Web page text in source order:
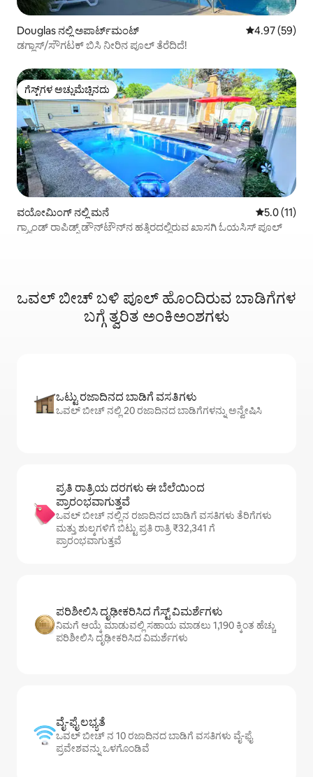
Douglas ನಲ್ಲಿ ಅಪಾರ್ಟ್‌ಮಂಟ್ 5 ರಲ್ಲಿ 4.97
4.97 (59)
ಡಗ್ಲಾಸ್/ಸೌಗಟಕ್ ಬಿಸಿ ನೀರಿನ ಪೂಲ್ ತೆರೆದಿದೆ!
ಗೆಸ್ಟ್‌ಗಳ ಅಚ್ಚುಮೆಚ್ಚಿನದು
ಗೆಸ್ಟ್‌ಗಳ ಅಚ್ಚುಮೆಚ್ಚಿನದು
ವಯೋಮಿಂಗ್ ನಲ್ಲಿ ಮನೆ 5 ರಲ್ಲಿ 5.0
5.0 (11)
ಗ್ರ್ಯಾಂಡ್ ರಾಪಿಡ್ಸ್ ಡೌನ್‌ಟೌನ್‌ನ ಹತ್ತಿರದಲ್ಲಿರುವ ಖಾಸಗಿ ಓಯಸಿಸ್ ಪೂಲ್
ಒವಲ್ ಬೀಚ್ ಬಳಿ ಪೂಲ್ ಹೊಂದಿರುವ ಬಾಡಿಗೆಗಳ
ಬಗ್ಗೆ ತ್ವರಿತ ಅಂಕಿಅಂಶಗಳು
ಒಟ್ಟು ರಜಾದಿನದ ಬಾಡಿಗೆ ವಸತಿಗಳು
ಒವಲ್ ಬೀಚ್ ನಲ್ಲಿ 20 ರಜಾದಿನದ ಬಾಡಿಗೆಗಳನ್ನು ಅನ್ವೇಷಿಸಿ
ಪ್ರತಿ ರಾತ್ರಿಯ ದರಗಳು ಈ ಬೆಲೆಯಿಂದ
ಪ್ರಾರಂಭವಾಗುತ್ತವೆ
ಒವಲ್ ಬೀಚ್ ನಲ್ಲಿನ ರಜಾದಿನದ ಬಾಡಿಗೆ ವಸತಿಗಳು ತೆರಿಗೆಗಳು
ಮತ್ತು ಶುಲ್ಕಗಳಿಗೆ ಬಿಟ್ಟು ಪ್ರತಿ ರಾತ್ರಿ ₹32,341 ಗೆ
ಪ್ರಾರಂಭವಾಗುತ್ತವೆ
ಪರಿಶೀಲಿಸಿ ದೃಢೀಕರಿಸಿದ ಗೆಸ್ಟ್ ವಿಮರ್ಶೆಗಳು
ನಿಮಗೆ ಆಯ್ಕೆ ಮಾಡುವಲ್ಲಿ ಸಹಾಯ ಮಾಡಲು 1,190 ಕ್ಕಿಂತ ಹೆಚ್ಚು
ಪರಿಶೀಲಿಸಿ ದೃಢೀಕರಿಸಿದ ವಿಮರ್ಶೆಗಳು
ವೈ-ಫೈ ಲಭ್ಯತೆ
ಒವಲ್ ಬೀಚ್ ನ 10 ರಜಾದಿನದ ಬಾಡಿಗೆ ವಸತಿಗಳು ವೈ-ಫೈ
ಪ್ರವೇಶವನ್ನು ಒಳಗೊಂಡಿವೆ